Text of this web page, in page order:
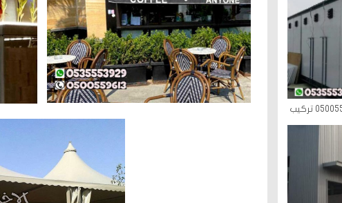
مخازن ساندوتش بانل بالرياض 0500559613 تركيب